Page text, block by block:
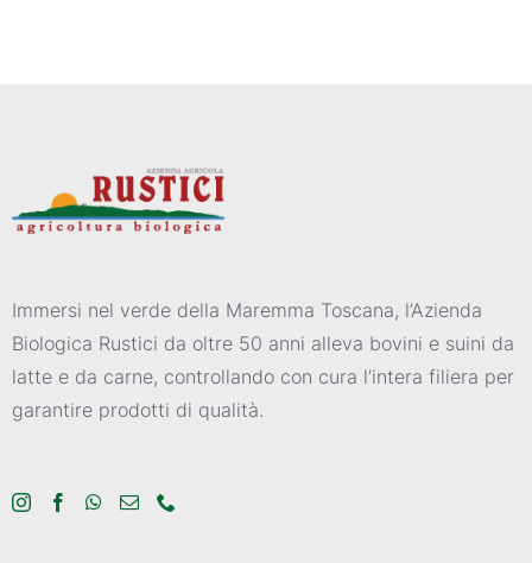
Immersi nel verde della Maremma Toscana, l’Azienda
Biologica Rustici da oltre 50 anni alleva bovini e suini da
latte e da carne, controllando con cura l’intera filiera per
garantire prodotti di qualità.